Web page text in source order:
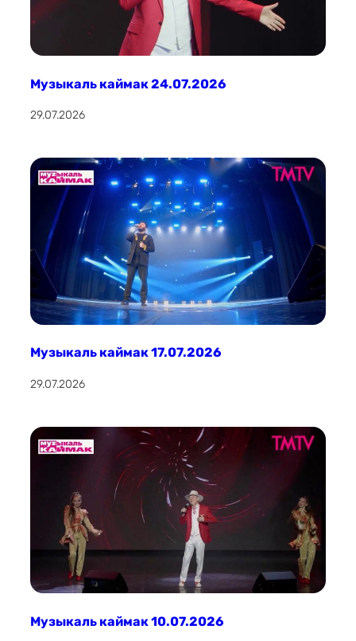
Музыкаль каймак 24.07.2026
29.07.2026
Музыкаль каймак 17.07.2026
29.07.2026
Музыкаль каймак 10.07.2026